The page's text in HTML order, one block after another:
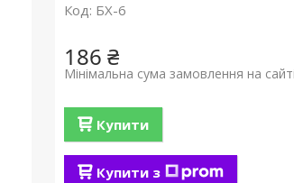
Код: БХ-6
186 ₴
Мінімальна сума замовлення на
Купити
Купити з